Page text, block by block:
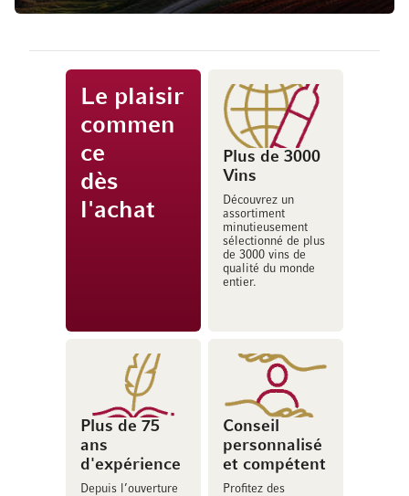
Le plaisir
commen
ce
dès
l'achat
Plus de 3000
Vins
Découvrez un
assortiment
minutieusement
sélectionné de plus
de 3000 vins de
qualité du monde
entier.
Plus de 75
ans
d'expérience
Depuis l’ouverture
Conseil
personnalisé
et compétent
Profitez des